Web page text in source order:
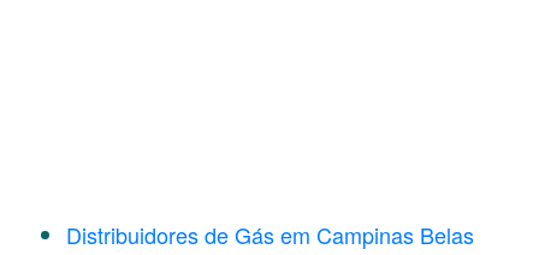
Distribuidores de Gás em Campinas Belas